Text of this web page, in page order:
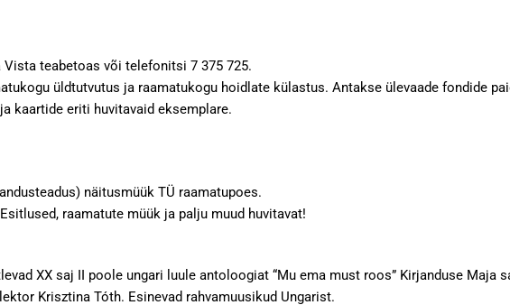
teabetoas või telefonitsi 7 375 725.
üldtutvutus ja raamatukogu hoidlate külastus. Antakse ülevaade fondide
kaartide eriti huvitavaid eksemplare.
näitusmüük TÜ raamatupoes.
raamatute müük ja palju muud huvitavat!
XX saj II poole ungari luule antoloogiat “Mu ema must roos” Kirjanduse Maja
Krisztina Tóth. Esinevad rahvamuusikud Ungarist.